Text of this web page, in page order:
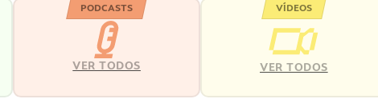
PODCASTS
VER TODOS
VÍDEOS
VER TODOS